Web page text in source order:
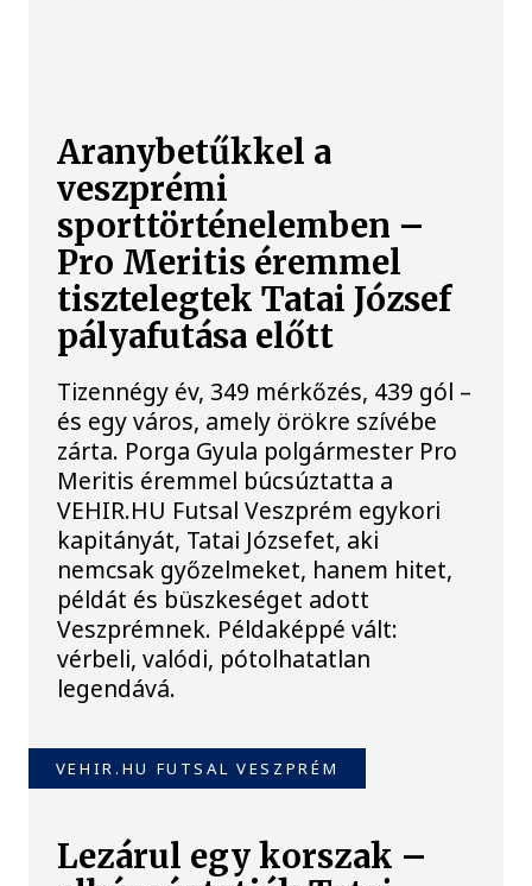
Aranybetűkkel a
veszprémi
sporttörténelemben –
Pro Meritis éremmel
tisztelegtek Tatai József
pályafutása előtt
Tizennégy év, 349 mérkőzés, 439 gól –
és egy város, amely örökre szívébe
zárta. Porga Gyula polgármester Pro
Meritis éremmel búcsúztatta a
VEHIR.HU Futsal Veszprém egykori
kapitányát, Tatai Józsefet, aki
nemcsak győzelmeket, hanem hitet,
példát és büszkeséget adott
Veszprémnek. Példaképpé vált:
vérbeli, valódi, pótolhatatlan
legendává.
VEHIR.HU FUTSAL VESZPRÉM
Lezárul egy korszak –